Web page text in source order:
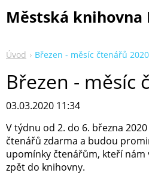
Městská knihovna
Úvod Březen - měsíc čtenářů 2020
Březen - měsíc
03.03.2020 11:34
V týdnu od 2. do 6. března
čtenářů zdarma a budou
upomínky čtenářům, kteří
zpět do knihovny.